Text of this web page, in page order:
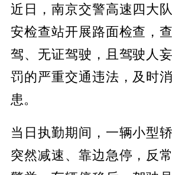
近日，南京交警高速四大
安检查站开展路面检查，
驾、无证驾驶，且驾驶人
罚的严重交通违法，及时
患。
当日执勤期间，一辆小型
突然减速、靠边急停，反